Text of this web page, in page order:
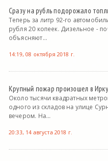
Сразу на рубль подорожало
Теперь за литр 92-го
рубля 20 копеек. Дизельное -
объясняют...
14:19, 08 октября 2018 г.
Крупный пожар произошел в
Около тысячи квадратных
одного из складов на улице
вечером. На...
20:33, 14 августа 2018 г.